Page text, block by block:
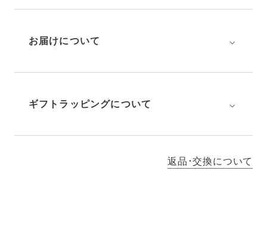
お届けについて ⌵
ギフトラッピングについて ⌵
返品･交換について